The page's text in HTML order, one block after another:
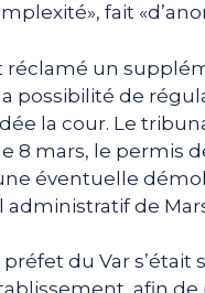
fait
réclamé un
possibilité de
la cour. Le
8 mars, le permis
éventuelle
de
préfet du Var